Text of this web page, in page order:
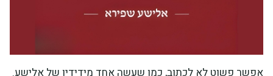
אפשר פשוט לא לכתוב, כמו שעשה אחד מידידיו של אלישע.